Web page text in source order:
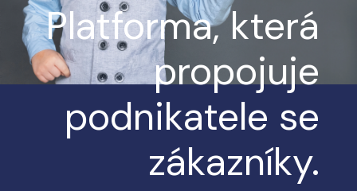
Platforma, která
propojuje
podnikatele se
zákazníky.